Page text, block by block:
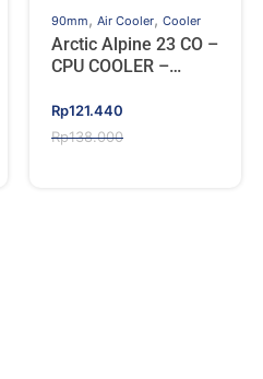
90mm, Air Cooler, Cooler
Arctic Alpine 23 CO –
CPU COOLER –
AM5
Rp138.000
Original
price
Rp121.440
Current
price